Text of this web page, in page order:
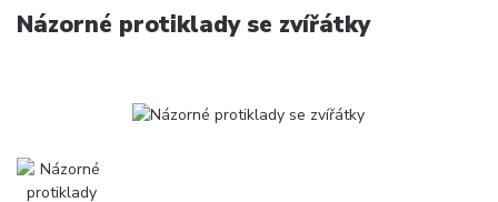
Názorné protiklady se zvířátky